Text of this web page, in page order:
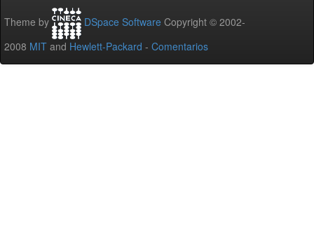
Theme by DSpace Software Copyright © 2002-
2008 MIT and Hewlett-Packard - Comentarios